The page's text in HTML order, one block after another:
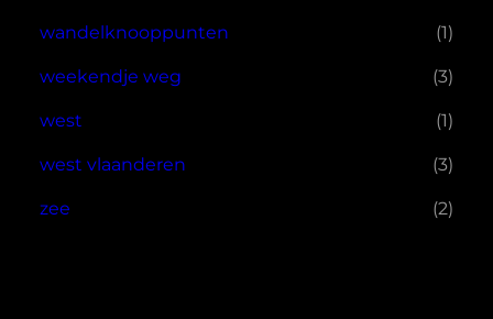
wandelknooppunten (1)
weekendje weg (3)
west (1)
west vlaanderen (3)
zee (2)